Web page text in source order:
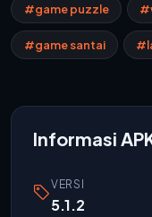
#game puzzle
#game santai
Informasi
VERSI
5.1.2